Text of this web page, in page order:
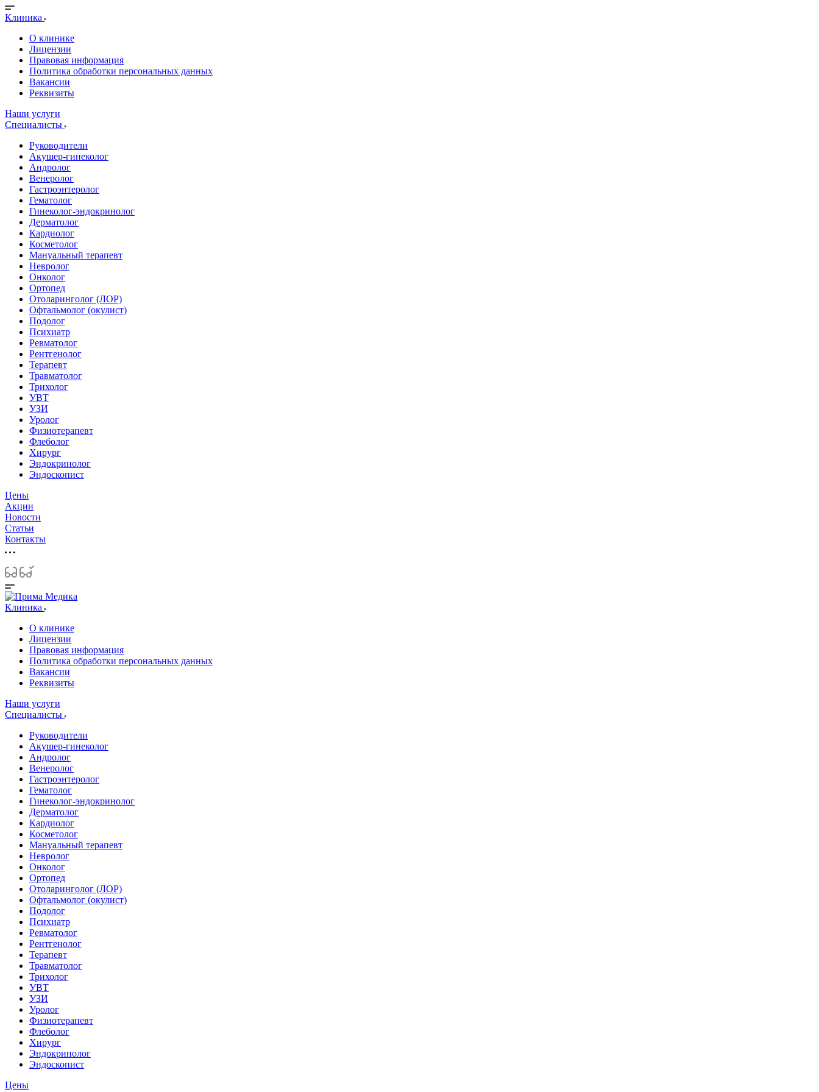
Клиника
О клинике
Лицензии
Правовая информация
Политика обработки персональных данных
Вакансии
Реквизиты
Наши услуги
Специалисты
Руководители
Акушер-гинеколог
Андролог
Венеролог
Гастроэнтеролог
Гематолог
Гинеколог-эндокринолог
Дерматолог
Кардиолог
Косметолог
Мануальный терапевт
Невролог
Онколог
Ортопед
Отоларинголог (ЛОР)
Офтальмолог (окулист)
Подолог
Психиатр
Ревматолог
Рентгенолог
Терапевт
Травматолог
Трихолог
УВТ
УЗИ
Уролог
Физиотерапевт
Флеболог
Хирург
Эндокринолог
Эндоскопист
Цены
Акции
Новости
Статьи
Контакты
Клиника
О клинике
Лицензии
Правовая информация
Политика обработки персональных данных
Вакансии
Реквизиты
Наши услуги
Специалисты
Руководители
Акушер-гинеколог
Андролог
Венеролог
Гастроэнтеролог
Гематолог
Гинеколог-эндокринолог
Дерматолог
Кардиолог
Косметолог
Мануальный терапевт
Невролог
Онколог
Ортопед
Отоларинголог (ЛОР)
Офтальмолог (окулист)
Подолог
Психиатр
Ревматолог
Рентгенолог
Терапевт
Травматолог
Трихолог
УВТ
УЗИ
Уролог
Физиотерапевт
Флеболог
Хирург
Эндокринолог
Эндоскопист
Цены